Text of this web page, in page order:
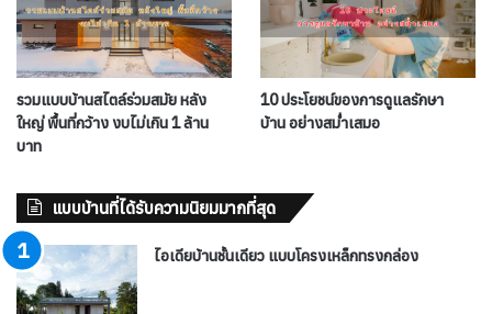
รวมแบบบ้านสไตล์ร่วมสมัย หลัง
ใหญ่ พื้นที่กว้าง งบไม่เกิน 1 ล้าน
บาท
10 ประโยชน์ของการดูแลรักษา
บ้าน อย่างสม่ำเสมอ
แบบบ้านที่ได้รับความนิยมมากที่สุด
ไอเดียบ้านชั้นเดียว แบบโครงเหล็กทรงกล่อง